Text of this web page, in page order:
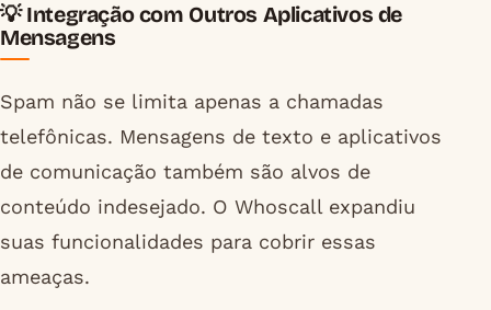
💡 Integração com Outros Aplicativos de
Mensagens
Spam não se limita apenas a chamadas
telefônicas. Mensagens de texto e aplicativos
de comunicação também são alvos de
conteúdo indesejado. O Whoscall expandiu
suas funcionalidades para cobrir essas
ameaças.